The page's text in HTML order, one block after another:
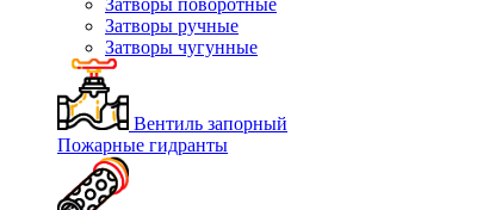
Затворы поворотные
Затворы ручные
Затворы чугунные
Вентиль запорный
Пожарные гидранты